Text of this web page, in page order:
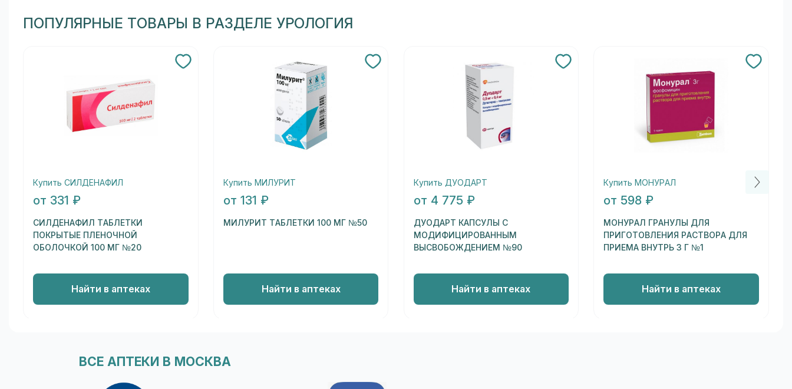
ПОПУЛЯРНЫЕ ТОВАРЫ В РАЗДЕЛЕ УРОЛОГИЯ
Купить СИЛДЕНАФИЛ
от 331 ₽
СИЛДЕНАФИЛ ТАБЛЕТКИ
ПОКРЫТЫЕ ПЛЕНОЧНОЙ
ОБОЛОЧКОЙ 100 МГ №20
Найти в аптеках
Купить МИЛУРИТ
от 131 ₽
МИЛУРИТ ТАБЛЕТКИ 100 МГ №50
Найти в аптеках
Купить ДУОДАРТ
от 4 775 ₽
ДУОДАРТ КАПСУЛЫ С
МОДИФИЦИРОВАННЫМ
ВЫСВОБОЖДЕНИЕМ №90
Найти в аптеках
Купить МОНУРАЛ
от 598 ₽
МОНУРАЛ ГРАНУЛЫ ДЛЯ
ПРИГОТОВЛЕНИЯ РАСТВОРА ДЛЯ
ПРИЕМА ВНУТРЬ 3 Г №1
Найти в аптеках
ВСЕ АПТЕКИ В МОСКВА